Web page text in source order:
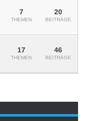
7
THEMEN
20
BEITRÄGE
17
THEMEN
46
BEITRÄGE